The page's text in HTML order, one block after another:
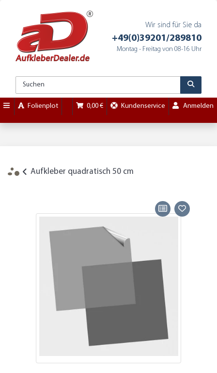
Wir sind für Sie da
+49(0)39201/289810
Montag - Freitag von 08-16 Uhr
Folienplot 0,00 € Kundenservice Anmelden
Aufkleber quadratisch 50 cm